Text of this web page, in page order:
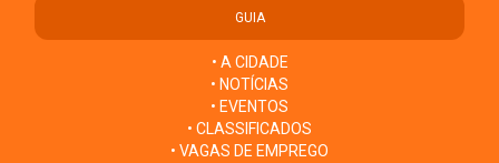
GUIA
• A CIDADE
• NOTÍCIAS
• EVENTOS
• CLASSIFICADOS
• VAGAS DE EMPREGO